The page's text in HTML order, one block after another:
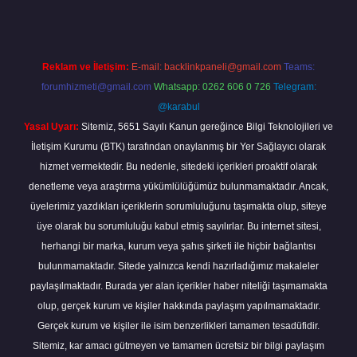
Reklam ve İletişim: E-mail: backlinkpaneli@gmail.com Teams:
forumhizmeti@gmail.com Whatsapp: 0262 606 0 726 Telegram:
@karabul
Yasal Uyarı: Sitemiz, 5651 Sayılı Kanun gereğince Bilgi Teknolojileri ve
İletişim Kurumu (BTK) tarafından onaylanmış bir Yer Sağlayıcı olarak
hizmet vermektedir. Bu nedenle, sitedeki içerikleri proaktif olarak
denetleme veya araştırma yükümlülüğümüz bulunmamaktadır. Ancak,
üyelerimiz yazdıkları içeriklerin sorumluluğunu taşımakta olup, siteye
üye olarak bu sorumluluğu kabul etmiş sayılırlar. Bu internet sitesi,
herhangi bir marka, kurum veya şahıs şirketi ile hiçbir bağlantısı
bulunmamaktadır. Sitede yalnızca kendi hazırladığımız makaleler
paylaşılmaktadır. Burada yer alan içerikler haber niteliği taşımamakta
olup, gerçek kurum ve kişiler hakkında paylaşım yapılmamaktadır.
Gerçek kurum ve kişiler ile isim benzerlikleri tamamen tesadüfidir.
Sitemiz, kar amacı gütmeyen ve tamamen ücretsiz bir bilgi paylaşım